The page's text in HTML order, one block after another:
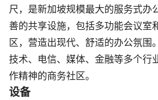
尺，是新加坡规模最大的服务式办
善的共享设施，包括多功能会议室
区，营造出现代、舒适的办公氛围
技术、电信、媒体、金融等多个行
作精神的商务社区。
设备